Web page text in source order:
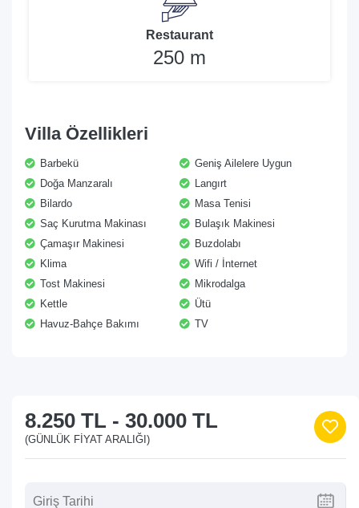
Restaurant
250 m
Villa Özellikleri
Barbekü
Geniş Ailelere Uygun
Doğa Manzaralı
Langırt
Bilardo
Masa Tenisi
Saç Kurutma Makinası
Bulaşık Makinesi
Çamaşır Makinesi
Buzdolabı
Klima
Wifi / İnternet
Tost Makinesi
Mikrodalga
Kettle
Ütü
Havuz-Bahçe Bakımı
TV
8.250 TL - 30.000 TL
(GÜNLÜK FIYAT ARALIĞI)